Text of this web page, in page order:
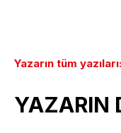
Yazarın tüm
YAZARIN